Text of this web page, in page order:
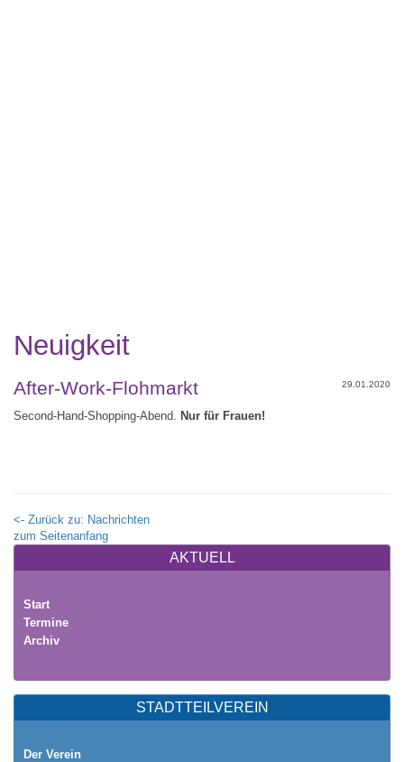
AKTUELL
Start
Termine
Archiv
STADTTEILVEREIN
Der Verein
Neuigkeit
29.01.2020
After-Work-Flohmarkt
Second-Hand-Shopping-Abend. Nur für Frauen!
<- Zurück zu: Nachrichten
zum Seitenanfang